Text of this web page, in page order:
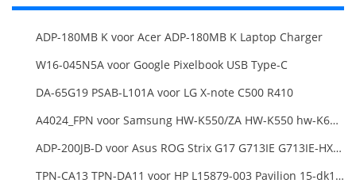
ADP-180MB K voor Acer ADP-180MB K Laptop Charger
W16-045N5A voor Google Pixelbook USB Type-C
DA-65G19 PSAB-L101A voor LG X-note C500 R410
A4024_FPN voor Samsung HW-K550/ZA HW-K550 hw-K650 Soundbar
ADP-200JB-D voor Asus ROG Strix G17 G713IE G713IE-HX002W
TPN-CA13 TPN-DA11 voor HP L15879-003 Pavilion 15-dk1000